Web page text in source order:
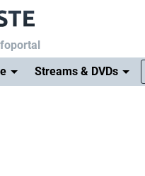
Streams & DVDs